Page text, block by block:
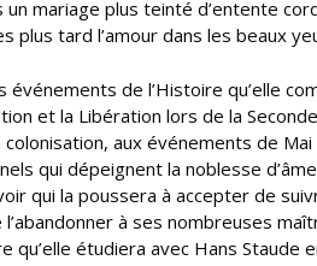
mariage plus teinté d’entente
tard l’amour dans les beaux
de l’Histoire qu’elle
et la Libération lors de la
aux événements de
qui dépeignent la noblesse
qui la poussera à accepter de
à ses nombreuses
qu’elle étudiera avec Hans Staude